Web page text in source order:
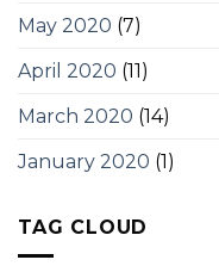
May 2020 (7)
April 2020 (11)
March 2020 (14)
January 2020 (1)
TAG CLOUD